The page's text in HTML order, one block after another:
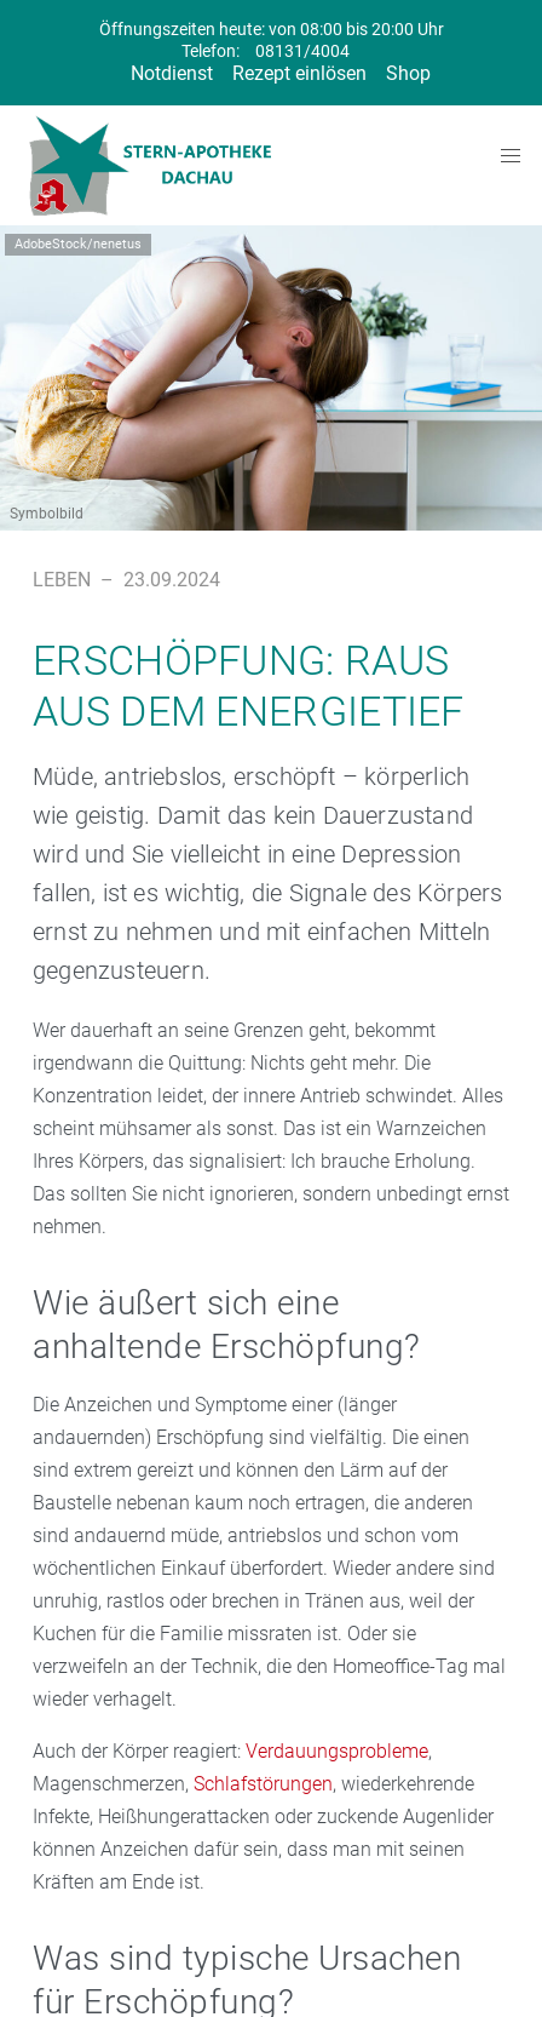
Öffnungszeiten heute: von 08:00 bis 20:00 Uhr
Telefon:
08131/4004
Notdienst Rezept einlösen Shop
AdobeStock/nenetus
Symbolbild
LEBEN – 23.09.2024
ERSCHÖPFUNG: RAUS
AUS DEM ENERGIETIEF
Müde, antriebslos, erschöpft – körperlich
wie geistig. Damit das kein Dauerzustand
wird und Sie vielleicht in eine Depression
fallen, ist es wichtig, die Signale des Körpers
ernst zu nehmen und mit einfachen Mitteln
gegenzusteuern.
Wer dauerhaft an seine Grenzen geht, bekommt
irgendwann die Quittung: Nichts geht mehr. Die
Konzentration leidet, der innere Antrieb schwindet. Alles
scheint mühsamer als sonst. Das ist ein Warnzeichen
Ihres Körpers, das signalisiert: Ich brauche Erholung.
Das sollten Sie nicht ignorieren, sondern unbedingt ernst
nehmen.
Wie äußert sich eine
anhaltende Erschöpfung?
Die Anzeichen und Symptome einer (länger
andauernden) Erschöpfung sind vielfältig. Die einen
sind extrem gereizt und können den Lärm auf der
Baustelle nebenan kaum noch ertragen, die anderen
sind andauernd müde, antriebslos und schon vom
wöchentlichen Einkauf überfordert. Wieder andere sind
unruhig, rastlos oder brechen in Tränen aus, weil der
Kuchen für die Familie missraten ist. Oder sie
verzweifeln an der Technik, die den Homeoffice-Tag mal
wieder verhagelt.
Auch der Körper reagiert: Verdauungsprobleme,
Magenschmerzen, Schlafstörungen, wiederkehrende
Infekte, Heißhungerattacken oder zuckende Augenlider
können Anzeichen dafür sein, dass man mit seinen
Kräften am Ende ist.
Was sind typische Ursachen
für Erschöpfung?